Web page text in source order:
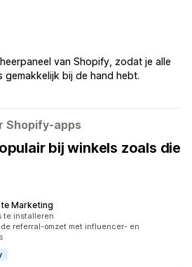
van Shopify, zodat je alle
gemakkelijk bij de hand hebt.
Shopify-apps
bij winkels zoals die
Marketing
te installeren
referral-omzet met influencer- en